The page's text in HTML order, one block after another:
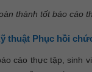
thành tốt báo cáo
thuật Phục hồi
cáo thực tập, sinh